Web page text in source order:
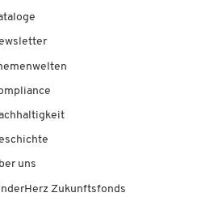
uns
Zukunftsfonds